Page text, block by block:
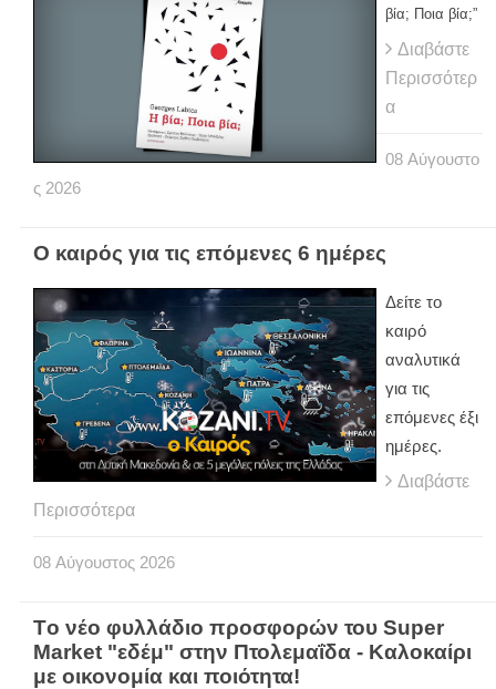
βία; Ποια βία;”
Διαβάστε
Περισσότερ
α
08 Αύγουστο
ς 2026
Ο καιρός για τις επόμενες 6 ημέρες
Δείτε το
καιρό
αναλυτικά
για τις
επόμενες έξι
ημέρες.
Διαβάστε
Περισσότερα
08 Αύγουστος 2026
Tο νέο φυλλάδιο προσφορών του Super
Market "εδέμ" στην Πτολεμαΐδα - Καλοκαίρι
με οικονομία και ποιότητα!